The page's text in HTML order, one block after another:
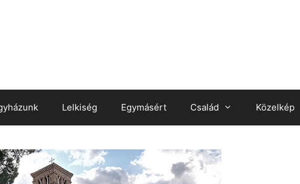
Lelkiség Egymásért Család Közelkép